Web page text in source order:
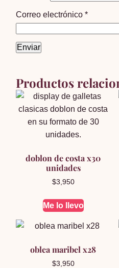
Correo electrónico*
Productos
doblon de costa x30
unidades
$3,950
Me lo llevo
oblea maribel x28
$3,950